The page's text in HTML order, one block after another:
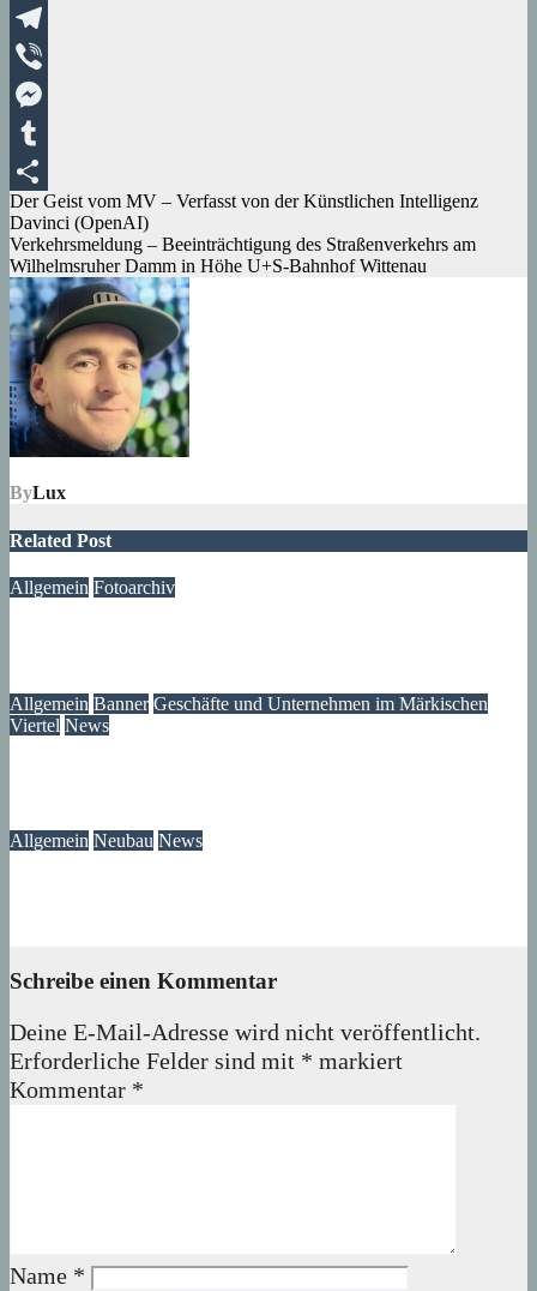
XING
Telegram
Viber
Messenger
Tumblr
Teilen
Beitragsnavigation
Der Geist vom MV – Verfasst von der Künstlichen Intelligenz
Davinci (OpenAI)
Verkehrsmeldung – Beeinträchtigung des Straßenverkehrs am
Wilhelmsruher Damm in Höhe U+S-Bahnhof Wittenau
ByLux
Related Post
Allgemein Fotoarchiv
Allgemein Banner Geschäfte und Unternehmen im Märkischen
Viertel News
Allgemein Neubau News
Schreibe einen Kommentar
Deine E-Mail-Adresse wird nicht veröffentlicht.
Erforderliche Felder sind mit * markiert
Kommentar *
Name *